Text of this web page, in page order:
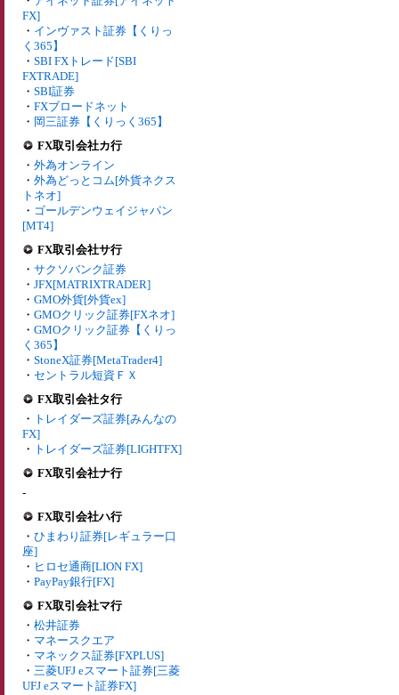
FX]
・ インヴァスト証券【くりっ
く365】
・ SBI FXトレード[SBI
FXTRADE]
・ SBI証券
・ FXブロードネット
・ 岡三証券【くりっく365】
FX取引会社カ行
・ 外為オンライン
・ 外為どっとコム[外貨ネクス
トネオ]
・ ゴールデンウェイジャパン
[MT4]
FX取引会社サ行
・ サクソバンク証券
・ JFX[MATRIXTRADER]
・ GMO外貨[外貨ex]
・ GMOクリック証券[FXネオ]
・ GMOクリック証券【くりっ
く365】
・ StoneX証券[MetaTrader4]
・ セントラル短資ＦＸ
FX取引会社タ行
・ トレイダーズ証券[みんなの
FX]
・ トレイダーズ証券[LIGHTFX]
FX取引会社ナ行
-
FX取引会社ハ行
・ ひまわり証券[レギュラー口
座]
・ ヒロセ通商[LION FX]
・ PayPay銀行[FX]
FX取引会社マ行
・ 松井証券
・ マネースクエア
・ マネックス証券[FXPLUS]
・ 三菱UFJ eスマート証券[三菱
UFJ eスマート証券FX]